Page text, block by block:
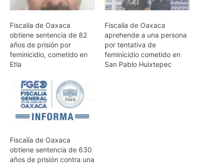
Fiscalía de Oaxaca
obtiene sentencia de 82
años de prisión por
feminicidio, cometido en
Etla
Fiscalía de Oaxaca
aprehende a una persona
por tentativa de
feminicidio cometido en
San Pablo Huixtepec
Fiscalía de Oaxaca
obtiene sentencia de 630
años de prisión contra una